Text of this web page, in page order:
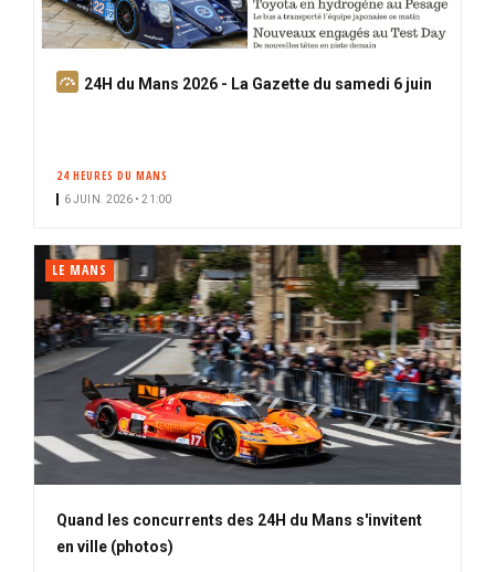
A
24H du Mans 2026 - La Gazette du samedi 6 juin
24 HEURES DU MANS
6 JUIN. 2026 • 21:00
LE MANS
Quand les concurrents des 24H du Mans s'invitent
en ville (photos)